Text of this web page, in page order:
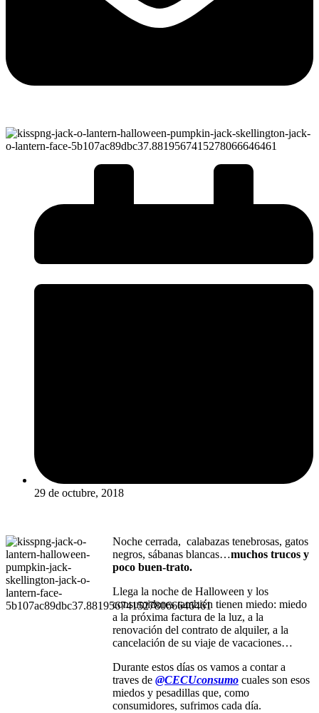
29 de octubre, 2018
Noche cerrada, calabazas tenebrosas, gatos
negros, sábanas blancas…muchos trucos y
poco buen-trato.
Llega la noche de Halloween y los
consumidores también tienen miedo: miedo
a la próxima factura de la luz, a la
renovación del contrato de alquiler, a la
cancelación de su viaje de vacaciones…
Durante estos días os vamos a contar a
traves de @CECUconsumo cuales son esos
miedos y pesadillas que, como
consumidores, sufrimos cada día.